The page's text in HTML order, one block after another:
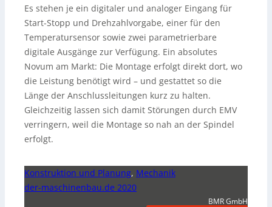
Es stehen je ein digitaler und analoger Eingang für
Start-Stopp und Drehzahlvorgabe, einer für den
Temperatursensor sowie zwei parametrierbare
digitale Ausgänge zur Verfügung. Ein absolutes
Novum am Markt: Die Montage erfolgt direkt dort, wo
die Leistung benötigt wird – und gestattet so die
Länge der Anschlussleitungen kurz zu halten.
Gleichzeitig lassen sich damit Störungen durch EMV
verringern, weil die Montage so nah an der Spindel
erfolgt.
Konstruktion und Planung, Mechanik
der-maschinenbau.de 2020
BMR GmbH